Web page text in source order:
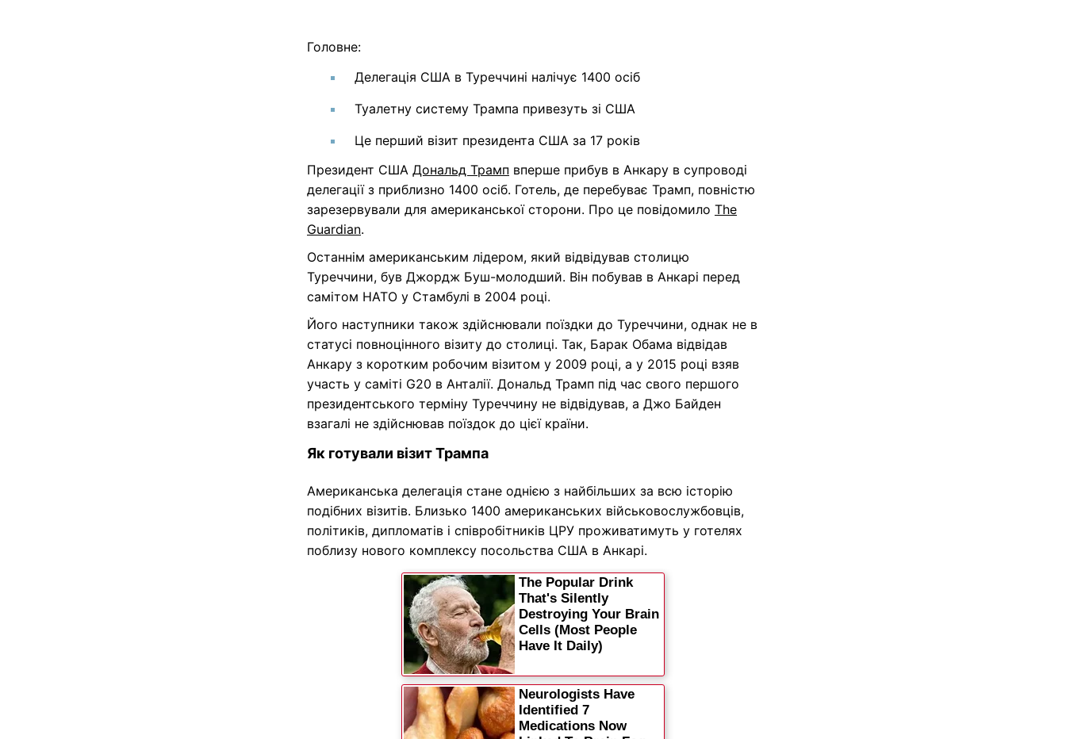
Головне:
Делегація США в Туреччині налічує 1400 осіб
Туалетну систему Трампа привезуть зі США
Це перший візит президента США за 17 років
Президент США Дональд Трамп вперше прибув в Анкару в супроводі
делегації з приблизно 1400 осіб. Готель, де перебуває Трамп, повністю
зарезервували для американської сторони. Про це повідомило The
Guardian.
Останнім американським лідером, який відвідував столицю
Туреччини, був Джордж Буш-молодший. Він побував в Анкарі перед
самітом НАТО у Стамбулі в 2004 році.
Його наступники також здійснювали поїздки до Туреччини, однак не в
статусі повноцінного візиту до столиці. Так, Барак Обама відвідав
Анкару з коротким робочим візитом у 2009 році, а у 2015 році взяв
участь у саміті G20 в Анталії. Дональд Трамп під час свого першого
президентського терміну Туреччину не відвідував, а Джо Байден
взагалі не здійснював поїздок до цієї країни.
Як готували візит Трампа
Американська делегація стане однією з найбільших за всю історію
подібних візитів. Близько 1400 американських військовослужбовців,
політиків, дипломатів і співробітників ЦРУ проживатимуть у готелях
поблизу нового комплексу посольства США в Анкарі.